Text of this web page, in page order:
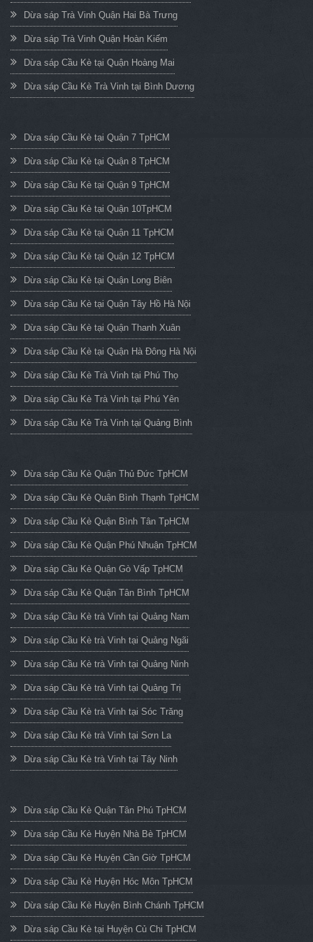
Dừa sáp Trà Vinh Quận Hai Bà Trưng
Dừa sáp Trà Vinh Quận Hoàn Kiếm
Dừa sáp Cầu Kè tại Quận Hoàng Mai
Dừa sáp Cầu Kè Trà Vinh tại Bình Dương
Dừa sáp Cầu Kè tại Quận 7 TpHCM
Dừa sáp Cầu Kè tại Quận 8 TpHCM
Dừa sáp Cầu Kè tại Quận 9 TpHCM
Dừa sáp Cầu Kè tại Quận 10TpHCM
Dừa sáp Cầu Kè tại Quận 11 TpHCM
Dừa sáp Cầu Kè tại Quận 12 TpHCM
Dừa sáp Cầu Kè tại Quận Long Biên
Dừa sáp Cầu Kè tại Quận Tây Hồ Hà Nội
Dừa sáp Cầu Kè tại Quận Thanh Xuân
Dừa sáp Cầu Kè tại Quận Hà Đông Hà Nội
Dừa sáp Cầu Kè Trà Vinh tại Phú Thọ
Dừa sáp Cầu Kè Trà Vinh tại Phú Yên
Dừa sáp Cầu Kè Trà Vinh tại Quảng Bình
Dừa sáp Cầu Kè Quận Thủ Đức TpHCM
Dừa sáp Cầu Kè Quận Bình Thạnh TpHCM
Dừa sáp Cầu Kè Quận Bình Tân TpHCM
Dừa sáp Cầu Kè Quận Phú Nhuận TpHCM
Dừa sáp Cầu Kè Quận Gò Vấp TpHCM
Dừa sáp Cầu Kè Quận Tân Bình TpHCM
Dừa sáp Cầu Kè trà Vinh tại Quảng Nam
Dừa sáp Cầu Kè trà Vinh tại Quảng Ngãi
Dừa sáp Cầu Kè trà Vinh tại Quảng Ninh
Dừa sáp Cầu Kè trà Vinh tại Quảng Trị
Dừa sáp Cầu Kè trà Vinh tại Sóc Trăng
Dừa sáp Cầu Kè trà Vinh tại Sơn La
Dừa sáp Cầu Kè trà Vinh tại Tây Ninh
Dừa sáp Cầu Kè Quận Tân Phú TpHCM
Dừa sáp Cầu Kè Huyện Nhà Bè TpHCM
Dừa sáp Cầu Kè Huyện Cần Giờ TpHCM
Dừa sáp Cầu Kè Huyện Hóc Môn TpHCM
Dừa sáp Cầu Kè Huyện Bình Chánh TpHCM
Dừa sáp Cầu Kè tại Huyện Củ Chi TpHCM